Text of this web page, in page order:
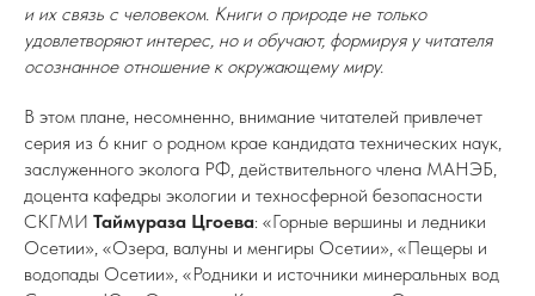
и их связь с человеком. Книги о природе не только
удовлетворяют интерес, но и обучают, формируя у читателя
осознанное отношение к окружающему миру.
В этом плане, несомненно, внимание читателей привлечет
серия из 6 книг о родном крае кандидата технических наук,
заслуженного эколога РФ, действительного члена МАНЭБ,
доцента кафедры экологии и техносферной безопасности
СКГМИ Таймураза Цгоева: «Горные вершины и ледники
Осетии», «Озера, валуны и менгиры Осетии», «Пещеры и
водопады Осетии», «Родники и источники минеральных вод